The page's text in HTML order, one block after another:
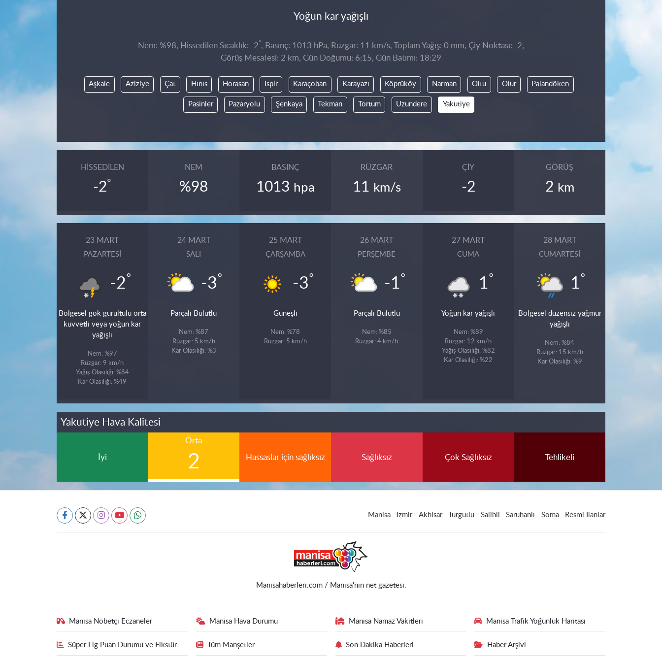
Yoğun kar yağışlı
Nem: %98, Hissedilen Sıcaklık: -2°, Basınç: 1013 hPa, Rüzgar: 11 km/s, Toplam Yağış: 0 mm, Çiy Noktası: -2,
Görüş Mesafesi: 2 km, Gün Doğumu: 6:15, Gün Batımı: 18:29
Aşkale Aziziye Çat Hınıs Horasan İspir Karaçoban Karayazı Köprüköy Narman Oltu Olur Palandöken
Pasinler Pazaryolu Şenkaya Tekman Tortum Uzundere Yakutiye
HISSEDILEN
-2°
NEM
%98
BASINÇ
1013 hpa
RÜZGAR
11 km/s
ÇIY
-2
GÖRÜŞ
2 km
23 MART
PAZARTESI
-2°
Bölgesel gök gürültülü orta
kuvvetli veya yoğun kar
yağışlı
Nem: %97
Rüzgar: 9 km/h
Yağış Olasılığı: %84
Kar Olasılığı: %49
24 MART
SALI
-3°
Parçalı Bulutlu
Nem: %87
Rüzgar: 5 km/h
Kar Olasılığı: %3
25 MART
ÇARŞAMBA
-3°
Güneşli
Nem: %78
Rüzgar: 5 km/h
26 MART
PERŞEMBE
-1°
Parçalı Bulutlu
Nem: %85
Rüzgar: 4 km/h
27 MART
CUMA
1°
Yoğun kar yağışlı
Nem: %89
Rüzgar: 12 km/h
Yağış Olasılığı: %82
Kar Olasılığı: %22
28 MART
CUMARTESI
1°
Bölgesel düzensiz yağmur
yağışlı
Nem: %84
Rüzgar: 15 km/h
Kar Olasılığı: %9
Yakutiye Hava Kalitesi
İyi
Orta
2 Hassaslar için sağlıksız Sağlıksız Çok Sağlıksız Tehlikeli
Manisa İzmir Akhisar Turgutlu Salihli Saruhanlı Soma Resmi İlanlar
Manisahaberleri.com / Manisa'nın net gazetesi.
Manisa Nöbetçi Eczaneler Manisa Hava Durumu Manisa Namaz Vakitleri Manisa Trafik Yoğunluk Haritası
Süper Lig Puan Durumu ve Fikstür Tüm Manşetler Son Dakika Haberleri Haber Arşivi